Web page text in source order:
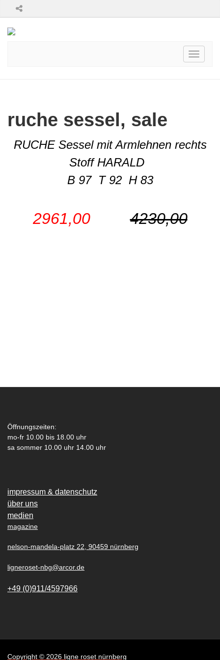
Toggle
ruche sessel, sale
RUCHE Sessel mit Armlehnen rechts
Stoff HARALD
B 97 T 92 H 83
2961,00 4230,00
Öffnungszeiten:
mo-fr 10.00 bis 18.00 uhr
sa sommer 10.00 uhr 14.00 uhr
impressum & datenschutz
über uns
medien
magazine
nelson-mandela-platz 22, 90459 nürnberg
ligneroset-nbg@arcor.de
+49 (0)911/4597966
Copyright © 2026 ligne roset nürnberg